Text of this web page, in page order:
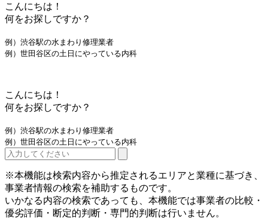
こんにちは！
何をお探しですか？
例）渋谷駅の水まわり修理業者
例）世田谷区の土日にやっている内科
こんにちは！
何をお探しですか？
例）渋谷駅の水まわり修理業者
例）世田谷区の土日にやっている内科
※本機能は検索内容から推定されるエリアと業種に基づき、
事業者情報の検索を補助するものです。
いかなる内容の検索であっても、本機能では事業者の比較・
優劣評価・断定的判断・専門的判断は行いません。